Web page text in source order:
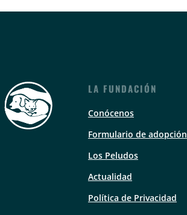
LA FUNDACIÓN
Conócenos
Formulario de adopción
Los Peludos
Actualidad
Política de Privacidad